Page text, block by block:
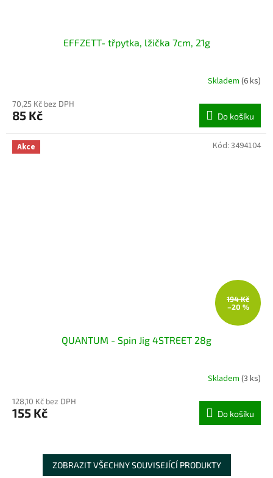
EFFZETT- třpytka, lžička 7cm, 21g
Skladem (6 ks)
70,25 Kč bez DPH
85 Kč Do košíku
Akce
194 Kč
–20 %
QUANTUM - Spin Jig 4STREET 28g
Skladem (3 ks)
128,10 Kč bez DPH
155 Kč Do košíku
Kód: 3494104
ZOBRAZIT VŠECHNY SOUVISEJÍCÍ PRODUKTY